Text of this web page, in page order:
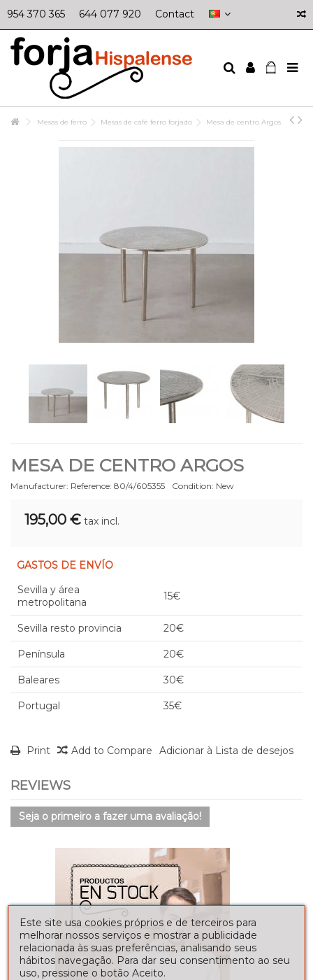
954 370 365 644 077 920 Contact
Mesas de ferro Mesas de café ferro forjado Mesa de centro Argos
MESA DE CENTRO ARGOS
Manufacturer: Reference: 80/4/605355 Condition: New
195,00 € tax incl.
GASTOS DE ENVÍO
Sevilla y área
metropolitana
15€
Sevilla resto provincia 20€
Península 20€
Baleares 30€
Portugal 35€
Print Add to Compare Adicionar à Lista de desejos
REVIEWS
Seja o primeiro a fazer uma avaliação!
Este site usa cookies próprios e de terceiros para
melhorar nossos serviços e mostrar a publicidade
relacionada às suas preferências, analisando seus
hábitos navegação. Para dar seu consentimento ao seu
uso, pressione o botão Aceito.